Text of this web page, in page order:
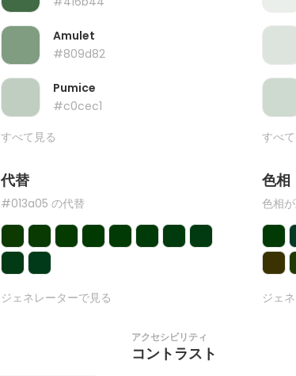
Amulet
#809d82
Pumice
#c0cec1
すべて見る
すべ
代替
#013a05 の代替
ジェネレーターで見る
色相
色相
ジェ
アクセシビリティ
コントラスト